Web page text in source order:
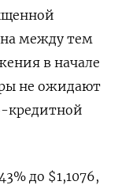
между тем
в начале
не ожидают
кредитной
до $1,1076​,